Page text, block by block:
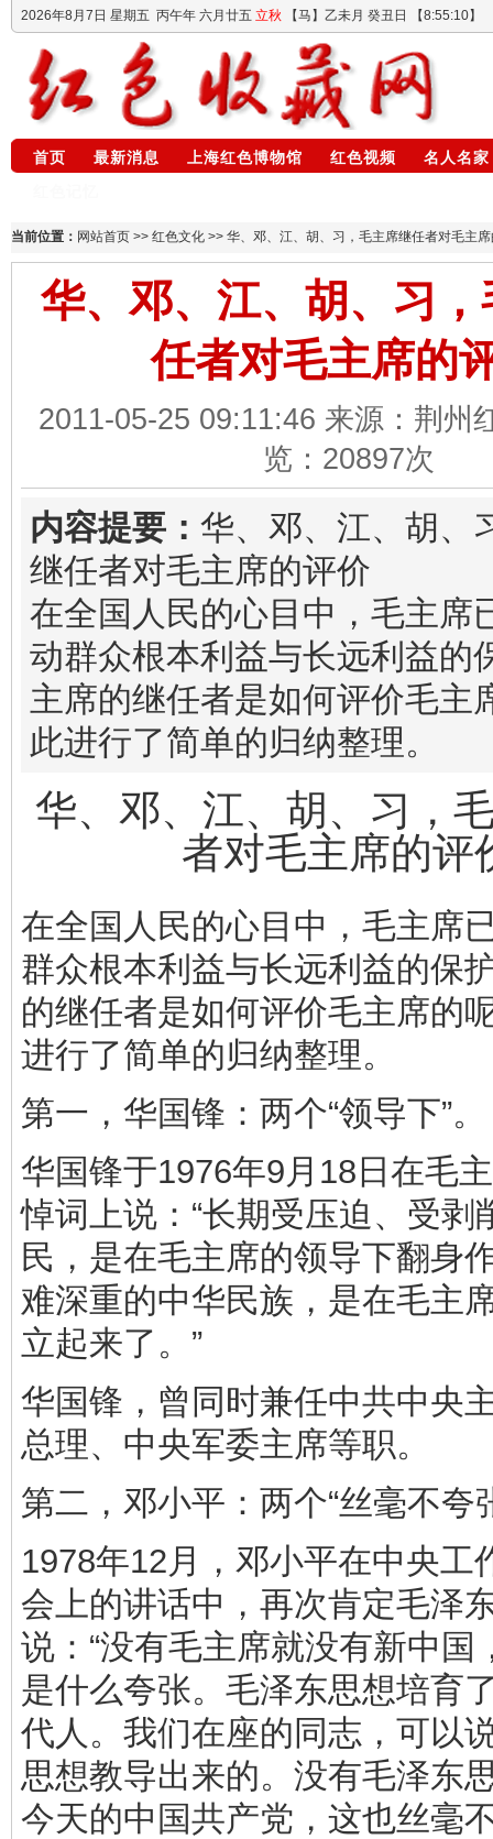
2026年8月7日 星期五 丙午年 六月廿五 立秋 【马】乙未月 癸丑日 【8:55:11】
首页 最新消息 上海红色博物馆 红色视频
名人名家
当前位置： 网站首页 >> 红色文化 >> 华、邓、江、胡、习，毛主席继任者对毛主
华、邓、江、胡、习
任者对毛主席的
2011-05-25 09:11:46 来源：荆州
览： 20897次
内容提要： 华、邓、江、胡、
继任者对毛主席的评价
在全国人民的心目中，毛主席
动群众根本利益与长远利益的
主席的继任者是如何评价毛主
此进行了简单的归纳整理。
华、邓、江、胡、习，
者对毛主席的评
在全国人民的心目中，毛主席
群众根本利益与长远利益的保
的继任者是如何评价毛主席的
进行了简单的归纳整理。
第一，华国锋：两个“领导下”。
华国锋于1976年9月18日在毛
悼词上说：“长期受压迫、受剥
民，是在毛主席的领导下翻身
难深重的中华民族，是在毛主
立起来了。”
华国锋，曾同时兼任中共中央
总理、中央军委主席等职。
第二，邓小平：两个“丝毫不夸
1978年12月，邓小平在中央工
会上的讲话中，再次肯定毛泽
说：“没有毛主席就没有新中国
是什么夸张。毛泽东思想培育
代人。我们在座的同志，可以
思想教导出来的。没有毛泽东
今天的中国共产党，这也丝毫